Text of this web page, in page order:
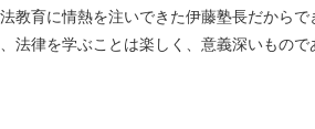
教育に情熱を注いできた伊藤塾長だからで
法律を学ぶことは楽しく、意義深いもので